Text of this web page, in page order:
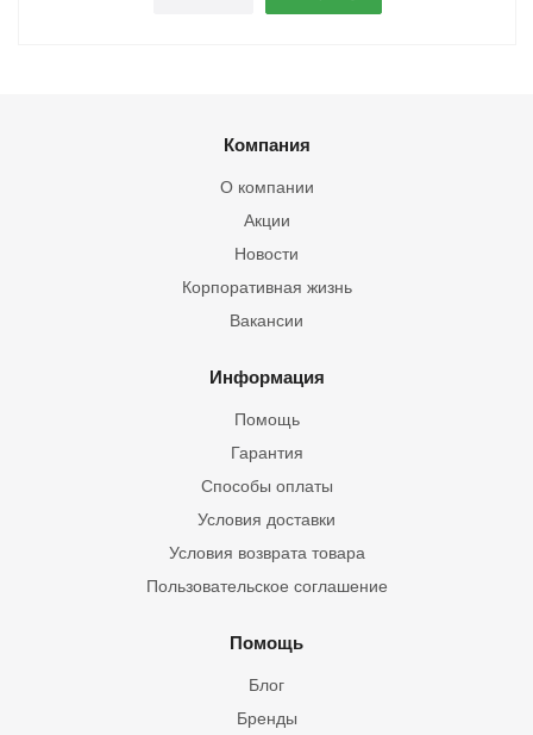
Компания
О компании
Акции
Новости
Корпоративная жизнь
Вакансии
Информация
Помощь
Гарантия
Способы оплаты
Условия доставки
Условия возврата товара
Пользовательское соглашение
Помощь
Блог
Бренды